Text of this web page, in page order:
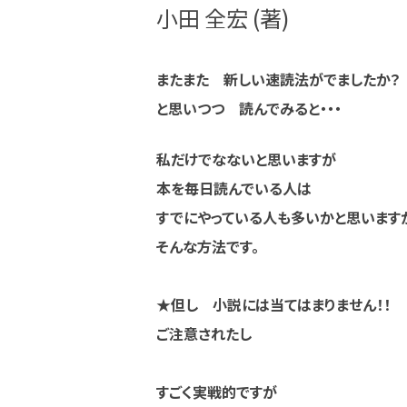
小田 全宏 (著)
またまた 新しい速読法がでましたか？
と思いつつ 読んでみると・・・
私だけでなないと思いますが
本を毎日読んでいる人は
すでにやっている人も多いかと思います
そんな方法です。
★但し 小説には当てはまりません！！
ご注意されたし
すごく実戦的ですが